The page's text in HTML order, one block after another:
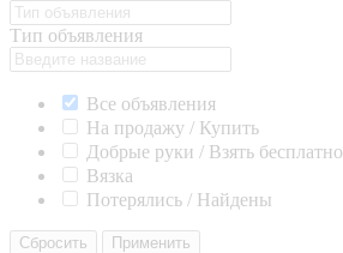
Тип объявления
Все объявления
На продажу / Купить
Добрые руки / Взять бесплатно
Вязка
Потерялись / Найдены
Сбросить Применить